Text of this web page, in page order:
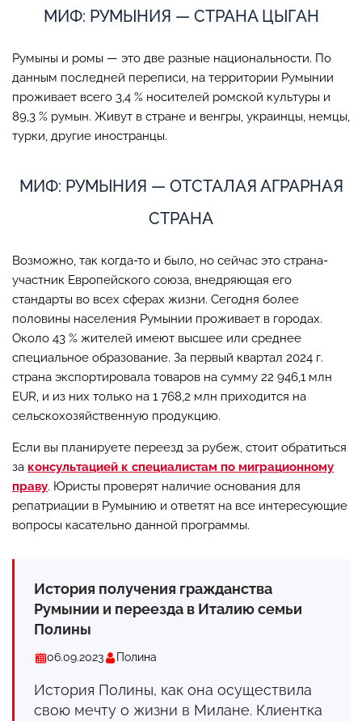
МИФ: РУМЫНИЯ — СТРАНА ЦЫГАН
Румыны и ромы — это две разные национальности. По
данным последней переписи, на территории Румынии
проживает всего 3,4 % носителей ромской культуры и
89,3 % румын. Живут в стране и венгры, украинцы, немцы,
турки, другие иностранцы.
МИФ: РУМЫНИЯ — ОТСТАЛАЯ АГРАРНАЯ
СТРАНА
Возможно, так когда-то и было, но сейчас это страна-
участник Европейского союза, внедряющая его
стандарты во всех сферах жизни. Сегодня более
половины населения Румынии проживает в городах.
Около 43 % жителей имеют высшее или среднее
специальное образование. За первый квартал 2024 г.
страна экспортировала товаров на сумму 22 946,1 млн
EUR, и из них только на 1 768,2 млн приходится на
сельскохозяйственную продукцию.
Если вы планируете переезд за рубеж, стоит обратиться
за консультацией к специалистам по миграционному
праву. Юристы проверят наличие основания для
репатриации в Румынию и ответят на все интересующие
вопросы касательно данной программы.
История получения гражданства
Румынии и переезда в Италию семьи
Полины
06.09.2023 Полина
История Полины, как она осуществила
свою мечту о жизни в Милане. Клиентка